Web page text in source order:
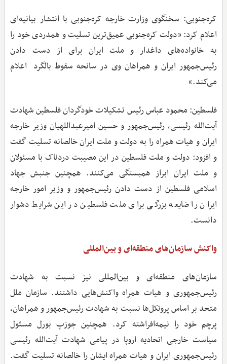
کره‌جنوبی: سخنگوی وزارت خارجه کره‌جنوبی با انتشار بیانیه‌ای
اعلام کرد: «دولت کره‌جنوبی عمیق‌ترین تسلیت و همدردی خود را
به خانواده‌های داغدار و ملت ایران برای از دست دادن
رئیس‌جمهور ایران و همراهان وی در سانحه سقوط بالگرد اعلام
می‌کند.»
فلسطین: محمود عباس رئیس تشکیلات خودگردان فلسطین شهادت
آیت‌الله رئیسی، رئیس‌جمهور و حسین امیرعبداللهیان وزیر خارجه
ایران و هیات همراه را به دولت و ملت ایران خالصانه تسلیت گفت
و افزود: دولت و ملت فلسطین در این مصیبت دردناک با مسئولان
و ملت ایران ابراز همبستگی می‌کنند. همچنین جنبش جهاد
اسلامی فلسطین از دست دادن رئیس‌جمهور و وزیر امور خارجه
ایران را ضایعه بزرگی برای ملت فلسطین در این شرایط دشوار
دانست.
واکنش سازمان‌های منطقه‌ای و بین‌المللی
سازمان‌های منطقه‌ای و بین‌المللی نیز نسبت به شهادت
رئیس‌جمهوری و هیات همراه واکنش‌هایی داشتند. سازمان ملل
متحد بر اساس پروتکل‌ها نسبت به شهادت رئیس‌جمهور و همراهان،
پرچم خود را نیمه‌افراشته کرد. همچنین جوزپ بورل مسئول
سیاست خارجی اتحادیه اروپا در پیامی شهادت آیت‌الله رئیسی
رئیس‌جمهوری ایران و هیات همراه ایشان را خالصانه تسلیت گفت.